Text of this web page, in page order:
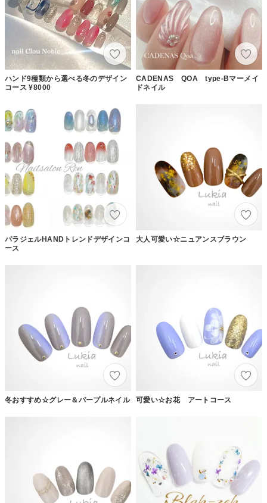
ハンド9種類から選べる冬のデザイン
コース ¥8000
CADENAS QOA type-Bマーメイ
ドネイル
パラジェルHANDトレンドデザインコ
ース
大人可愛い☆ニュアンスブラウン
冬おすすめ☆グレー＆パープルネイル 可愛い☆お花 アートコース